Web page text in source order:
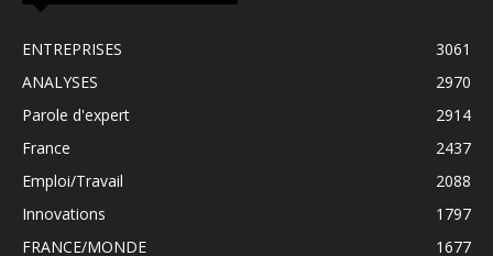
ENTREPRISES
3061
ANALYSES
2970
Parole d'expert
2914
France
2437
Emploi/Travail
2088
Innovations
1797
FRANCE/MONDE
1677